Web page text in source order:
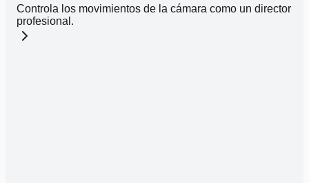
Controla los movimientos de la cámara como un director
profesional.